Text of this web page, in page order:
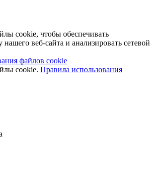
cookie, чтобы обеспечивать
веб-сайта и анализировать сетевой
файлов cookie
cookie. Правила использования